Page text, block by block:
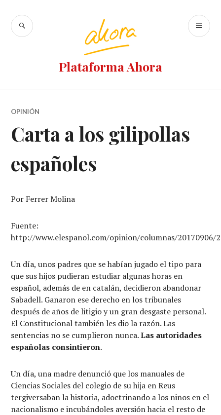
contenido
Plataforma Ahora
BUSCAR
OPINIÓN
Carta a los gilipollas
españoles
Por Ferrer Molina
Fuente:
http://www.elespanol.com/opinion/columnas/20170906/
Un día, unos padres que se habían jugado el tipo para
que sus hijos pudieran estudiar algunas horas en
español, además de en catalán, decidieron abandonar
Sabadell. Ganaron ese derecho en los tribunales
después de años de litigio y un gran desgaste personal.
El Constitucional también les dio la razón. Las
sentencias no se cumplieron nunca.Las autoridades
españolas consintieron.
Un día, una madre denunció que los manuales de
Ciencias Sociales del colegio de su hija en Reus
tergiversaban la historia, adoctrinando a los niños en el
nacionalismo e incubándoles aversión hacia el resto de